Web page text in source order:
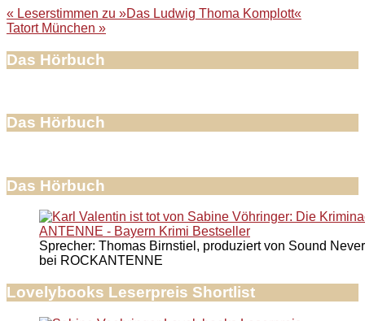
Beitragsnavigation
« Leserstimmen zu »Das Ludwig Thoma Komplott«
Tatort München »
Das Hörbuch
Das Hörbuch
Das Hörbuch
Sprecher: Thomas Birnstiel, produziert von Sound
bei ROCKANTENNE
Lovelybooks Leserpreis Shortlist